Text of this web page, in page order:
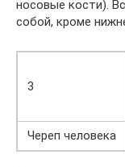
носовые кости).
собой, кроме
3
Череп человека